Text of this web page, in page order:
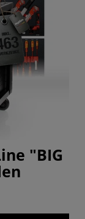
"BIG